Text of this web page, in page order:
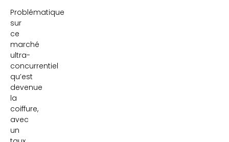
Problématique
sur
ce
marché
ultra-
concurrentiel
qu’est
devenue
la
coiffure,
avec
un